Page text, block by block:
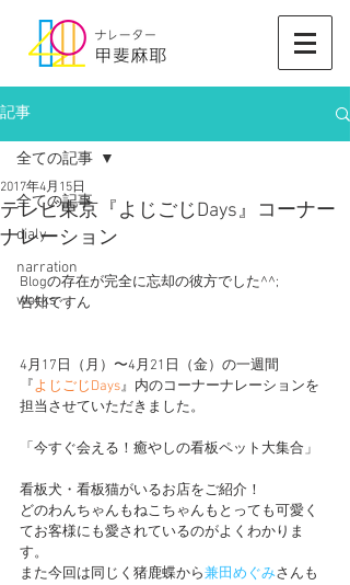
記事
全ての記事
dialy
narration
works
全ての記事
テレビ東京『よじごじDays』コーナー
ナレーション
2017年4月15日
Blogの存在が完全に忘却の彼方でした^^;
告知ですん
4月17日（月）〜4月21日（金）の一週間
『 よじごじDays』内のコーナーナレーションを
担当させていただきました。
「今すぐ会える！癒やしの看板ペット大集合」
看板犬・看板猫がいるお店をご紹介！
どのわんちゃんもねこちゃんもとっても可愛く
てお客様にも愛されているのがよくわかりま
す。
また今回は同じく猪鹿蝶から兼田めぐみさんも